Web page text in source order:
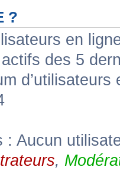
?
en
des 5
: Aucun
,